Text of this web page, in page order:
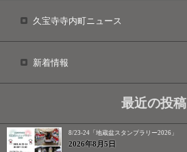
久宝寺寺内町ニュース
新着情報
最近の投稿
8/23-24「地蔵盆スタンプラリー2026」
2026年8月5日